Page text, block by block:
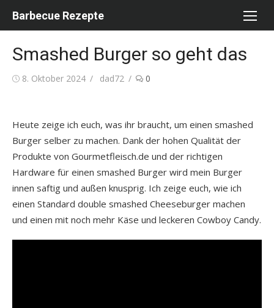
Barbecue Rezepte
Smashed Burger so geht das
Posted
8. Oktober 2024 Author
dad72 0
Heute zeige ich euch, was ihr braucht, um einen smashed
Burger selber zu machen. Dank der hohen Qualität der
Produkte von Gourmetfleisch.de und der richtigen
Hardware für einen smashed Burger wird mein Burger
innen saftig und außen knusprig. Ich zeige euch, wie ich
einen Standard double smashed Cheeseburger machen
und einen mit noch mehr Käse und leckeren Cowboy Candy.